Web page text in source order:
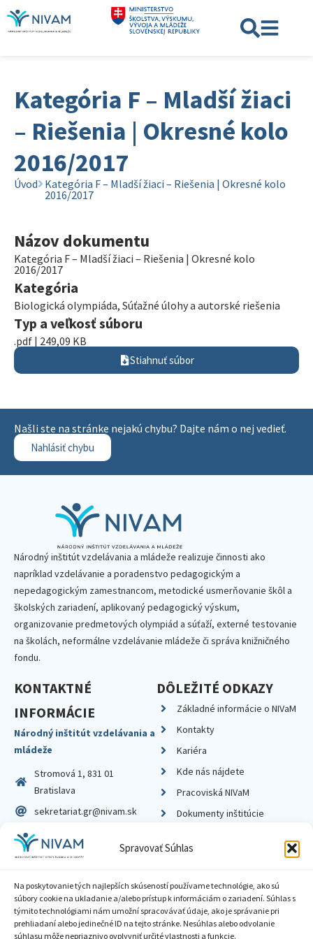
Spravovať Súhlas
Na poskytovanie tých najlepších skúseností používame technológie, ako sú
súbory cookie na ukladanie a/alebo prístup k informáciám o zariadení. Súhlas s
týmito technológiami nám umožní spracovávať údaje, ako je správanie pri
prehliadaní alebo jedinečné ID na tejto stránke. Nesúhlas alebo odvolanie
súhlasu môže nepriaznivo ovplyvniť určité vlastnosti a funkcie.
Kategória F – Mladší žiaci
– Riešenia | Okresné kolo
2016/2017
Úvod Kategória F – Mladší žiaci – Riešenia | Okresné kolo
2016/2017
Názov dokumentu
Kategória F – Mladší žiaci – Riešenia | Okresné kolo
2016/2017
Kategória
Biologická olympiáda, Súťažné úlohy a autorské riešenia
Typ a veľkosť súboru
.pdf | 249,09 KB
Stiahnuť súbor
Našli ste na stránke nejakú chybu? Dajte nám o nej vedieť.
Nahlásiť chybu
Národný inštitút vzdelávania a mládeže realizuje činnosti ako
napríklad vzdelávanie a poradenstvo pedagogickým a
nepedagogickým zamestnancom, metodické usmerňovanie škôl a
školských zariadení, aplikovaný pedagogický výskum,
organizovanie predmetových olympiád a súťaží, externé testovanie
na školách, neformálne vzdelávanie mládeže či správa knižničného
fondu.
KONTAKTNÉ
INFORMÁCIE
Národný inštitút vzdelávania a
mládeže
Stromová 1, 831 01
Bratislava
sekretariat.gr@nivam.sk
IČO: 00164348
DIČ: 2020798714
DÔLEŽITÉ ODKAZY
Základné informácie o NIVaM
Kontakty
Kariéra
Kde nás nájdete
Pracoviská NIVaM
Dokumenty inštitúcie
Zásady ochrany súkromia